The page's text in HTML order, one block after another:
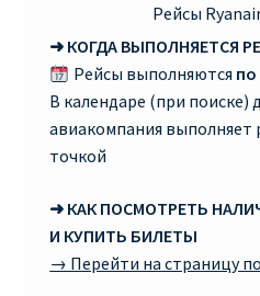
RYANAIR ПОРТУГАЛИЯ
RYANAIR ПОСАДОЧНЫЙ ТАЛОН
RYANAIR ТЕЛЬ-АВИВ,
Рейсы
➜ КОГДА ВЫПОЛНЯЕТСЯ
Рейсы выполняются
В календаре (при поиске)
авиакомпания выполняет
точкой
➜ КАК ПОСМОТРЕТЬ
И КУПИТЬ БИЛЕТЫ
→ Перейти на страницу